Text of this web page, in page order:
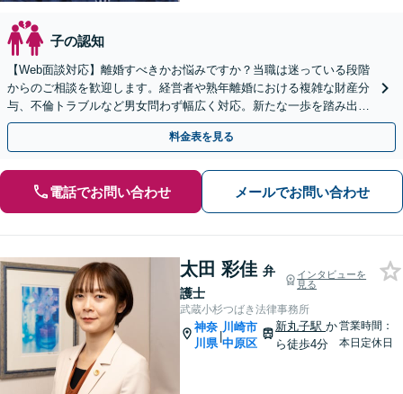
子の認知
【Web面談対応】離婚すべきかお悩みですか？当職は迷っている段階
からのご相談を歓迎します。経営者や熟年離婚における複雑な財産分
与、不倫トラブルなど男女問わず幅広く対応。新たな一歩を踏み出す
ために、まずはご相談ください。
料金表を見る
電話でお問い合わせ メールでお問い合わせ
太田 彩佳 弁
護士
インタビューを
見る
武蔵小杉つばき法律事務所
神奈
川県
|
川崎市
中原区
新丸子駅か
ら徒歩4分
営業時間：
本日定休日